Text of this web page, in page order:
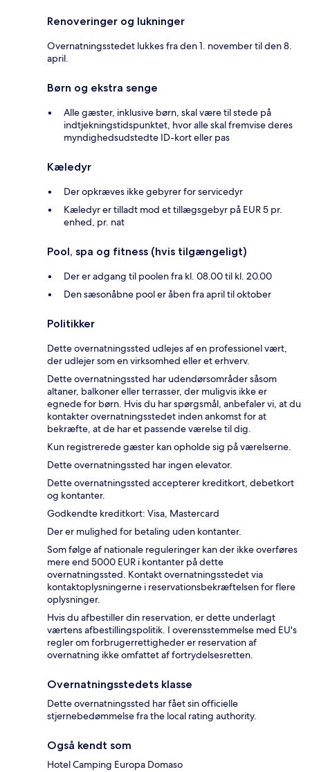
Renoveringer og lukninger
Overnatningsstedet lukkes fra den 1. november til den 8.
april.
Børn og ekstra senge
Alle gæster, inklusive børn, skal være til stede på
indtjekningstidspunktet, hvor alle skal fremvise deres
myndighedsudstedte ID-kort eller pas
Kæledyr
Der opkræves ikke gebyrer for servicedyr
Kæledyr er tilladt mod et tillægsgebyr på EUR 5 pr.
enhed, pr. nat
Pool, spa og fitness (hvis tilgængeligt)
Der er adgang til poolen fra kl. 08.00 til kl. 20.00
Den sæsonåbne pool er åben fra april til oktober
Politikker
Dette overnatningssted udlejes af en professionel vært,
der udlejer som en virksomhed eller et erhverv.
Dette overnatningssted har udendørsområder såsom
altaner, balkoner eller terrasser, der muligvis ikke er
egnede for børn. Hvis du har spørgsmål, anbefaler vi, at du
kontakter overnatningsstedet inden ankomst for at
bekræfte, at de har et passende værelse til dig.
Kun registrerede gæster kan opholde sig på værelserne.
Dette overnatningssted har ingen elevator.
Dette overnatningssted accepterer kreditkort, debetkort
og kontanter.
Godkendte kreditkort: Visa, Mastercard
Der er mulighed for betaling uden kontanter.
Som følge af nationale reguleringer kan der ikke overføres
mere end 5000 EUR i kontanter på dette
overnatningssted. Kontakt overnatningsstedet via
kontaktoplysningerne i reservationsbekræftelsen for flere
oplysninger.
Hvis du afbestiller din reservation, er dette underlagt
værtens afbestillingspolitik. I overensstemmelse med EU's
regler om forbrugerrettigheder er reservation af
overnatning ikke omfattet af fortrydelsesretten.
Overnatningsstedets klasse
Dette overnatningssted har fået sin officielle
stjernebedømmelse fra the local rating authority.
Også kendt som
Hotel Camping Europa Domaso